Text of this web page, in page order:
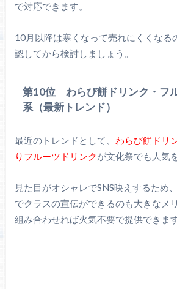
で対応できます。
10月以降は寒くなって売れにくくなる
認してから検討しましょう。
第10位 わらび餅ドリンク・フ
系（最新トレンド）
最近のトレンドとして、 わらび餅ドリ
りフルーツドリンクが文化祭でも人気
見た目がオシャレでSNS映えするため
でクラスの宣伝ができるのも大きなメ
組み合わせれば火気不要で提供できます